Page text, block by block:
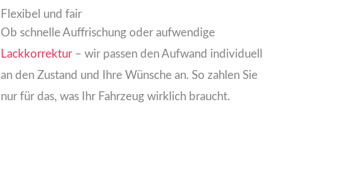
Flexibel und fair
Ob schnelle Auffrischung oder aufwendige
Lackkorrektur– wir passen den Aufwand individuell
an den Zustand und Ihre Wünsche an. So zahlen Sie
nur für das, was Ihr Fahrzeug wirklich braucht.